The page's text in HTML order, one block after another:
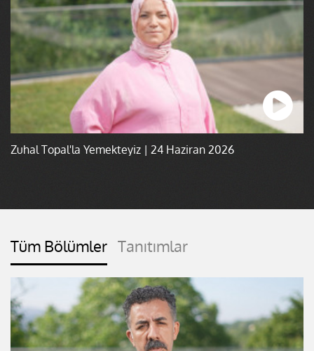
Zuhal Topal'la Yemekteyiz | 24 Haziran 2026
Tüm Bölümler Tanıtımlar